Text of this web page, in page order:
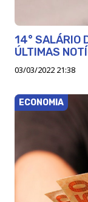
14° SALÁRIO
ÚLTIMAS
03/03/2022 21:38
ECONOMIA